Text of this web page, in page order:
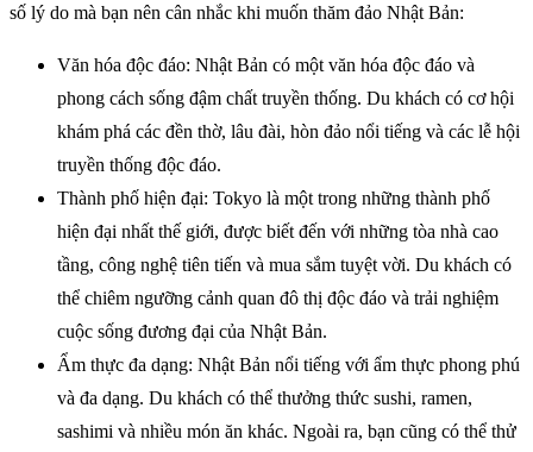
số lý do mà bạn nên cân nhắc khi muốn thăm đảo Nhật Bản:
Văn hóa độc đáo: Nhật Bản có một văn hóa độc đáo và
phong cách sống đậm chất truyền thống. Du khách có cơ hội
khám phá các đền thờ, lâu đài, hòn đảo nổi tiếng và các lễ hội
truyền thống độc đáo.
Thành phố hiện đại: Tokyo là một trong những thành phố
hiện đại nhất thế giới, được biết đến với những tòa nhà cao
tầng, công nghệ tiên tiến và mua sắm tuyệt vời. Du khách có
thể chiêm ngưỡng cảnh quan đô thị độc đáo và trải nghiệm
cuộc sống đương đại của Nhật Bản.
Ẩm thực đa dạng: Nhật Bản nổi tiếng với ẩm thực phong phú
và đa dạng. Du khách có thể thưởng thức sushi, ramen,
sashimi và nhiều món ăn khác. Ngoài ra, bạn cũng có thể thử